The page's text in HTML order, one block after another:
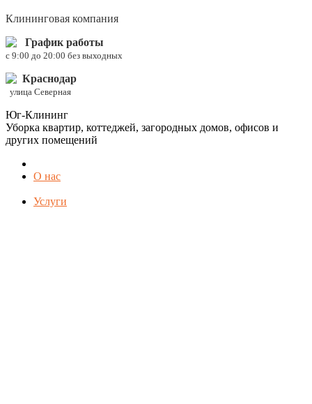
Клининговая компания
График работы
c 9:00 до 20:00 без выходных
Краснодар
улица Северная
Юг-Клининг
Уборка квартир, коттеджей, загородных домов, офисов и
других помещений
О нас
Услуги